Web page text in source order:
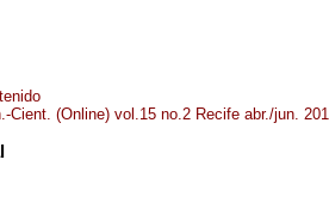
Cient. (Online) vol.15 no.2 Recife abr./jun.